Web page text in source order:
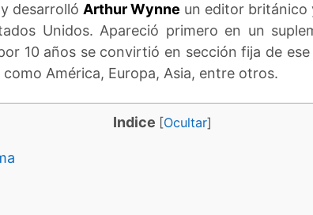
desarrolló Arthur Wynne un editor británico
Unidos. Apareció primero en un
10 años se convirtió en sección fija de
América, Europa, Asia, entre otros.
Indice [Ocultar]